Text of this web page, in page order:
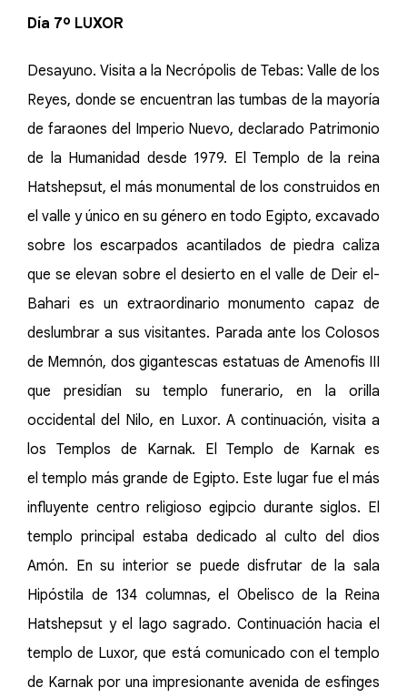
Día 7º LUXOR
Desayuno. Visita a la Necrópolis de Tebas: Valle de los
Reyes, donde se encuentran las tumbas de la mayoría
de faraones del Imperio Nuevo, declarado Patrimonio
de la Humanidad desde 1979. El Templo de la reina
Hatshepsut, el más monumental de los construidos en
el valle y único en su género en todo Egipto, excavado
sobre los escarpados acantilados de piedra caliza
que se elevan sobre el desierto en el valle de Deir el-
Bahari es un extraordinario monumento capaz de
deslumbrar a sus visitantes. Parada ante los Colosos
de Memnón, dos gigantescas estatuas de Amenofis III
que presidían su templo funerario, en la orilla
occidental del Nilo, en Luxor. A continuación, visita a
los Templos de Karnak. El Templo de Karnak es
el templo más grande de Egipto. Este lugar fue el más
influyente centro religioso egipcio durante siglos. El
templo principal estaba dedicado al culto del dios
Amón. En su interior se puede disfrutar de la sala
Hipóstila de 134 columnas, el Obelisco de la Reina
Hatshepsut y el lago sagrado. Continuación hacia el
templo de Luxor, que está comunicado con el templo
de Karnak por una impresionante avenida de esfinges